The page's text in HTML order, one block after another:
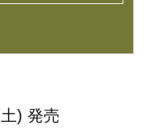
) 発売